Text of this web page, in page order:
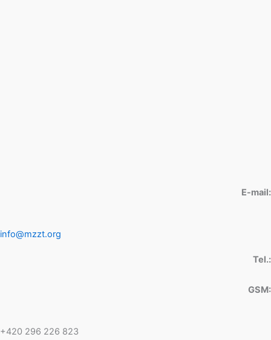
E-mail:
info@mzzt.org
Tel.:
GSM:
+420 296 226 823